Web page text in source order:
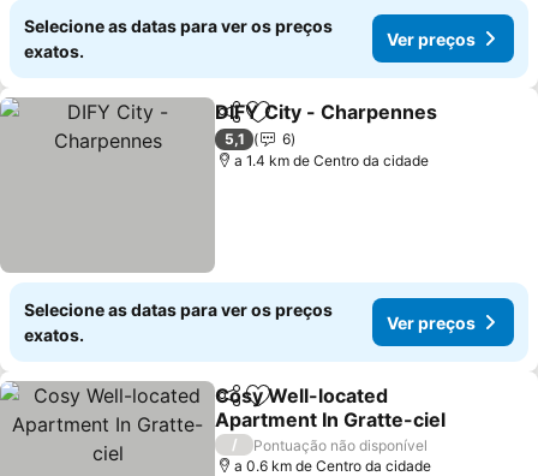
Selecione as datas para ver os preços
exatos.
Ver preços
PartilharAdicionar aos favoritos
DIFY City - Charpennes
5,1
6
a 1.4 km de Centro da cidade
Selecione as datas para ver os preços
exatos.
Ver preços
PartilharAdicionar aos favoritos
Cosy Well-located
Apartment In Gratte-ciel
/
Pontuação não disponível
a 0.6 km de Centro da cidade